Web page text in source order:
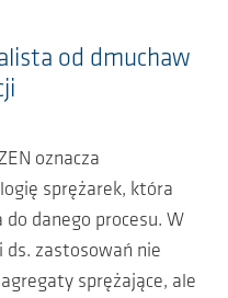
od dmuchaw
oznacza
sprężarek, która
danego procesu. W
ds. zastosowań nie
sprężające, ale